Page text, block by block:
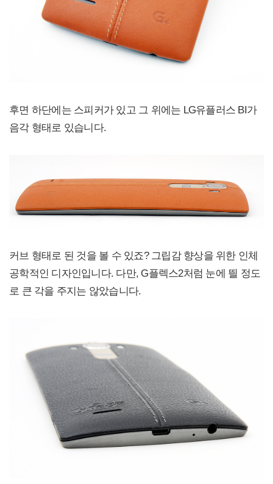
후면 하단에는 스피커가 있고 그 위에는 LG유플러스 BI가
음각 형태로 있습니다.
커브 형태로 된 것을 볼 수 있죠? 그립감 향상을 위한 인체
공학적인 디자인입니다. 다만, G플렉스2처럼 눈에 띌 정도
로 큰 각을 주지는 않았습니다.